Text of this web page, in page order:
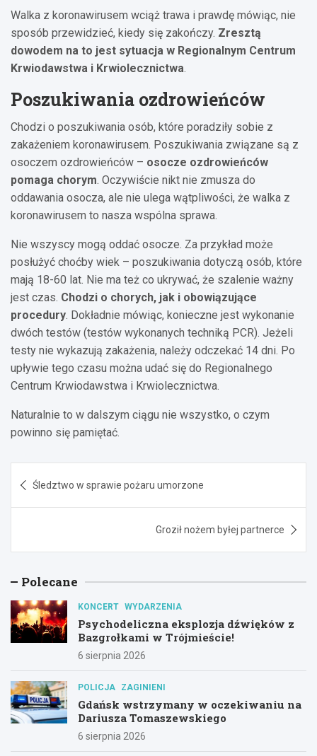
Walka z koronawirusem wciąż trawa i prawdę mówiąc, nie
sposób przewidzieć, kiedy się zakończy. Zresztą
dowodem na to jest sytuacja w Regionalnym Centrum
Krwiodawstwa i Krwiolecznictwa.
Poszukiwania ozdrowieńców
Chodzi o poszukiwania osób, które poradziły sobie z
zakażeniem koronawirusem. Poszukiwania związane są z
osoczem ozdrowieńców – osocze ozdrowieńców
pomaga chorym. Oczywiście nikt nie zmusza do
oddawania osocza, ale nie ulega wątpliwości, że walka z
koronawirusem to nasza wspólna sprawa.
Nie wszyscy mogą oddać osocze. Za przykład może
posłużyć choćby wiek – poszukiwania dotyczą osób, które
mają 18-60 lat. Nie ma też co ukrywać, że szalenie ważny
jest czas. Chodzi o chorych, jak i obowiązujące
procedury. Dokładnie mówiąc, konieczne jest wykonanie
dwóch testów (testów wykonanych techniką PCR). Jeżeli
testy nie wykazują zakażenia, należy odczekać 14 dni. Po
upływie tego czasu można udać się do Regionalnego
Centrum Krwiodawstwa i Krwiolecznictwa.
Naturalnie to w dalszym ciągu nie wszystko, o czym
powinno się pamiętać.
wpisu
Śledztwo w sprawie pożaru umorzone
Groził nożem byłej partnerce
Polecane
KONCERT WYDARZENIA
Psychodeliczna eksplozja dźwięków z
Bazgrołkami w Trójmieście!
6 sierpnia 2026
POLICJA ZAGINIENI
Gdańsk wstrzymany w oczekiwaniu na
Dariusza Tomaszewskiego
6 sierpnia 2026